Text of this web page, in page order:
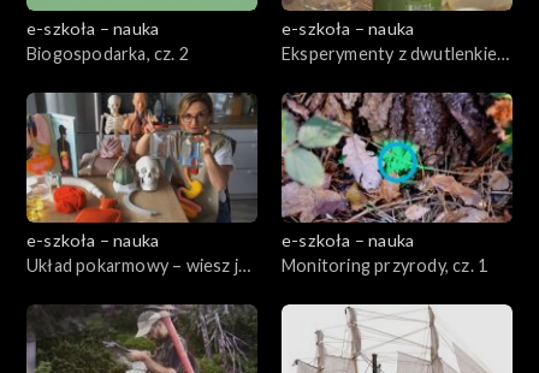
e-szkoła – nauka
Biogospodarka, cz. 2
e-szkoła – nauka
Eksperymenty z dwutlenkiem
e-szkoła – nauka
Układ pokarmowy – wiesz jak
e-szkoła – nauka
Monitoring przyrody, cz. 1